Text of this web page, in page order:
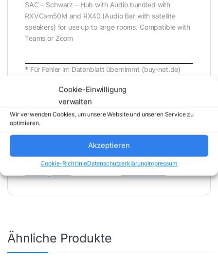
Cookie-Einwilligung
verwalten
Wir verwenden Cookies, um unsere Website und unseren Service zu
optimieren.
Akzeptieren
Cookie-RichtlinieDatenschutzerklärungImpressum
SAC – Schwarz – Hub with Audio bundled with
RXVCam50M and RX40 (Audio Bar with satellite
speakers) for use up to large rooms. Compatible with
Teams or Zoom
* Für Fehler im Datenblatt übernimmt (buy-net.de)
202608071600 )
Artikelnummer:RXV100-B42
Kategorie:
Ähnliche Produkte